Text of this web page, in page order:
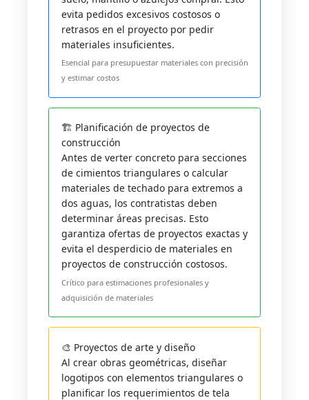
evita pedidos excesivos costosos o
retrasos en el proyecto por pedir
materiales insuficientes.
Esencial para presupuestar materiales con precisión
y estimar costos
🏗️ Planificación de proyectos de
construcción
Antes de verter concreto para secciones
de cimientos triangulares o calcular
materiales de techado para extremos a
dos aguas, los contratistas deben
determinar áreas precisas. Esto
garantiza ofertas de proyectos exactas y
evita el desperdicio de materiales en
proyectos de construcción costosos.
Crítico para estimaciones profesionales y
adquisición de materiales
🎨 Proyectos de arte y diseño
Al crear obras geométricas, diseñar
logotipos con elementos triangulares o
planificar los requerimientos de tela